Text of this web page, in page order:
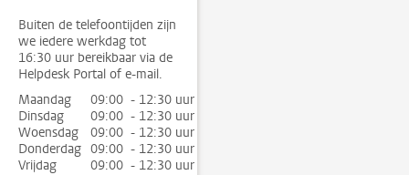
Buiten de telefoontijden zijn
we iedere werkdag tot
16:30 uur bereikbaar via de
Helpdesk Portal of e-mail.
Maandag
09:00 - 12:30 uur
Dinsdag
09:00 - 12:30 uur
Woensdag
09:00 - 12:30 uur
Donderdag 09:00 - 12:30 uur
Vrijdag
09:00 - 12:30 uur